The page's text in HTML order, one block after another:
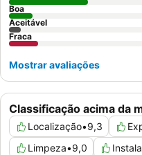
Classificação acima da
Localização•9,3
Limpeza•9,0
Boa
Aceitável
Fraca
Mostrar avaliações